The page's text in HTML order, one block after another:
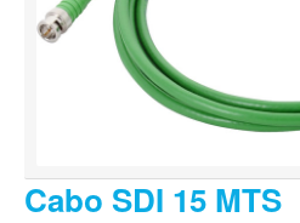
Cabo SDI 15 MTS